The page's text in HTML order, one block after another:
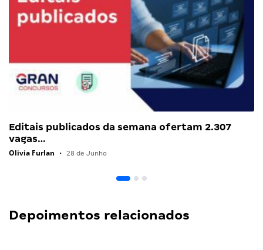
Editais publicados da semana ofertam 2.307
vagas…
Olivia Furlan • 28 de Junho
Depoimentos relacionados